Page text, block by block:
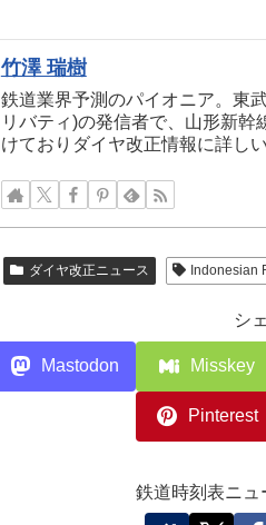
竹澤 瑞樹
鉄道業界予測のパイオニア。東
リバティ)の発信者で、山形新
けておりダイヤ改正情報に詳し
ダイヤ改正ニュース Indonesian
シ
Mastodon Misskey
Pinterest
鉄道時刻表ニュ